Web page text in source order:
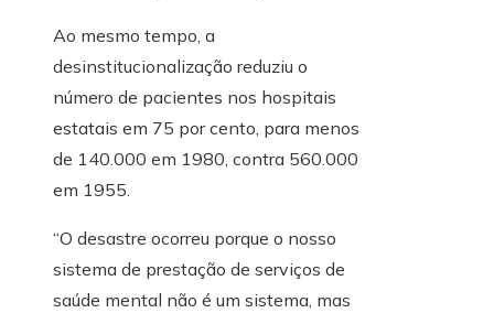
Ao mesmo tempo, a
desinstitucionalização reduziu o
número de pacientes nos hospitais
estatais em 75 por cento, para menos
de 140.000 em 1980, contra 560.000
em 1955.
“O desastre ocorreu porque o nosso
sistema de prestação de serviços de
saúde mental não é um sistema, mas